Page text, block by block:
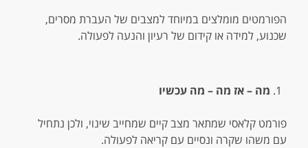
הפורמטים מומלצים במיוחד למצבים של העברת מסרים,
שכנוע, למידה או קידום של רעיון והנעה לפעולה.
מה –אז מה – מה עכשיו
פורמט קלאסי שמתאר מצב קיים שמחייב שינוי, ולכן נתחיל
עם משהו שקרה ונסיים עם קריאה לפעולה.